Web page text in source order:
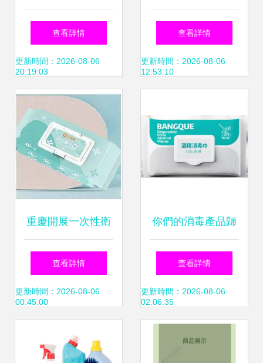
用品的科學搭配指
南 原理、技巧與安
全須知
查看詳情
更新時間：2026-08-06
20:19:03
消毒滅菌設備與消
毒用品產品線概覽
查看詳情
更新時間：2026-08-06
12:53:10
重慶開展一次性衛
生用品監督檢查 購
買消毒產品這些知
查看詳情
更新時間：2026-08-06
00:45:00
你們的消毒產品歸
類正確嗎？——消
毒用品分類的科學
與實踐
查看詳情
更新時間：2026-08-06
02:06:35